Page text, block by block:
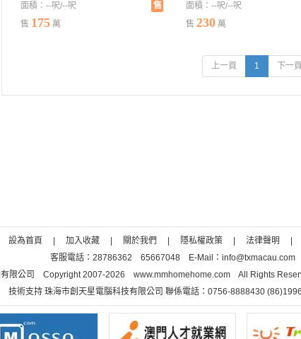
售
面積：--呎/--呎
售 175 萬
面積：--呎/--呎
售 230 萬
上一頁 1 下一頁
設為首頁 加入收藏 關於我們 隱私權政策 法律聲明
客服電話：28786362 65667048 E-Mail：info@txmacau.com
限公司 Copyright 2007-2026 www.mmhomehome.com All Rights
技術支持 珠海市創天星電腦科技有限公司 聯係電話：0756-8888430